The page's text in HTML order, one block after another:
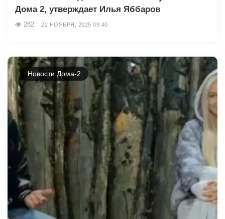
Дома 2, утверждает Илья Яббаров
282 22 НОЯБРЯ, 2025 09:40
Новости Дома-2